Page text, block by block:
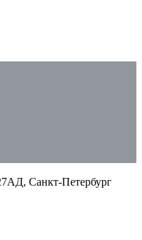
Санкт-Петербург